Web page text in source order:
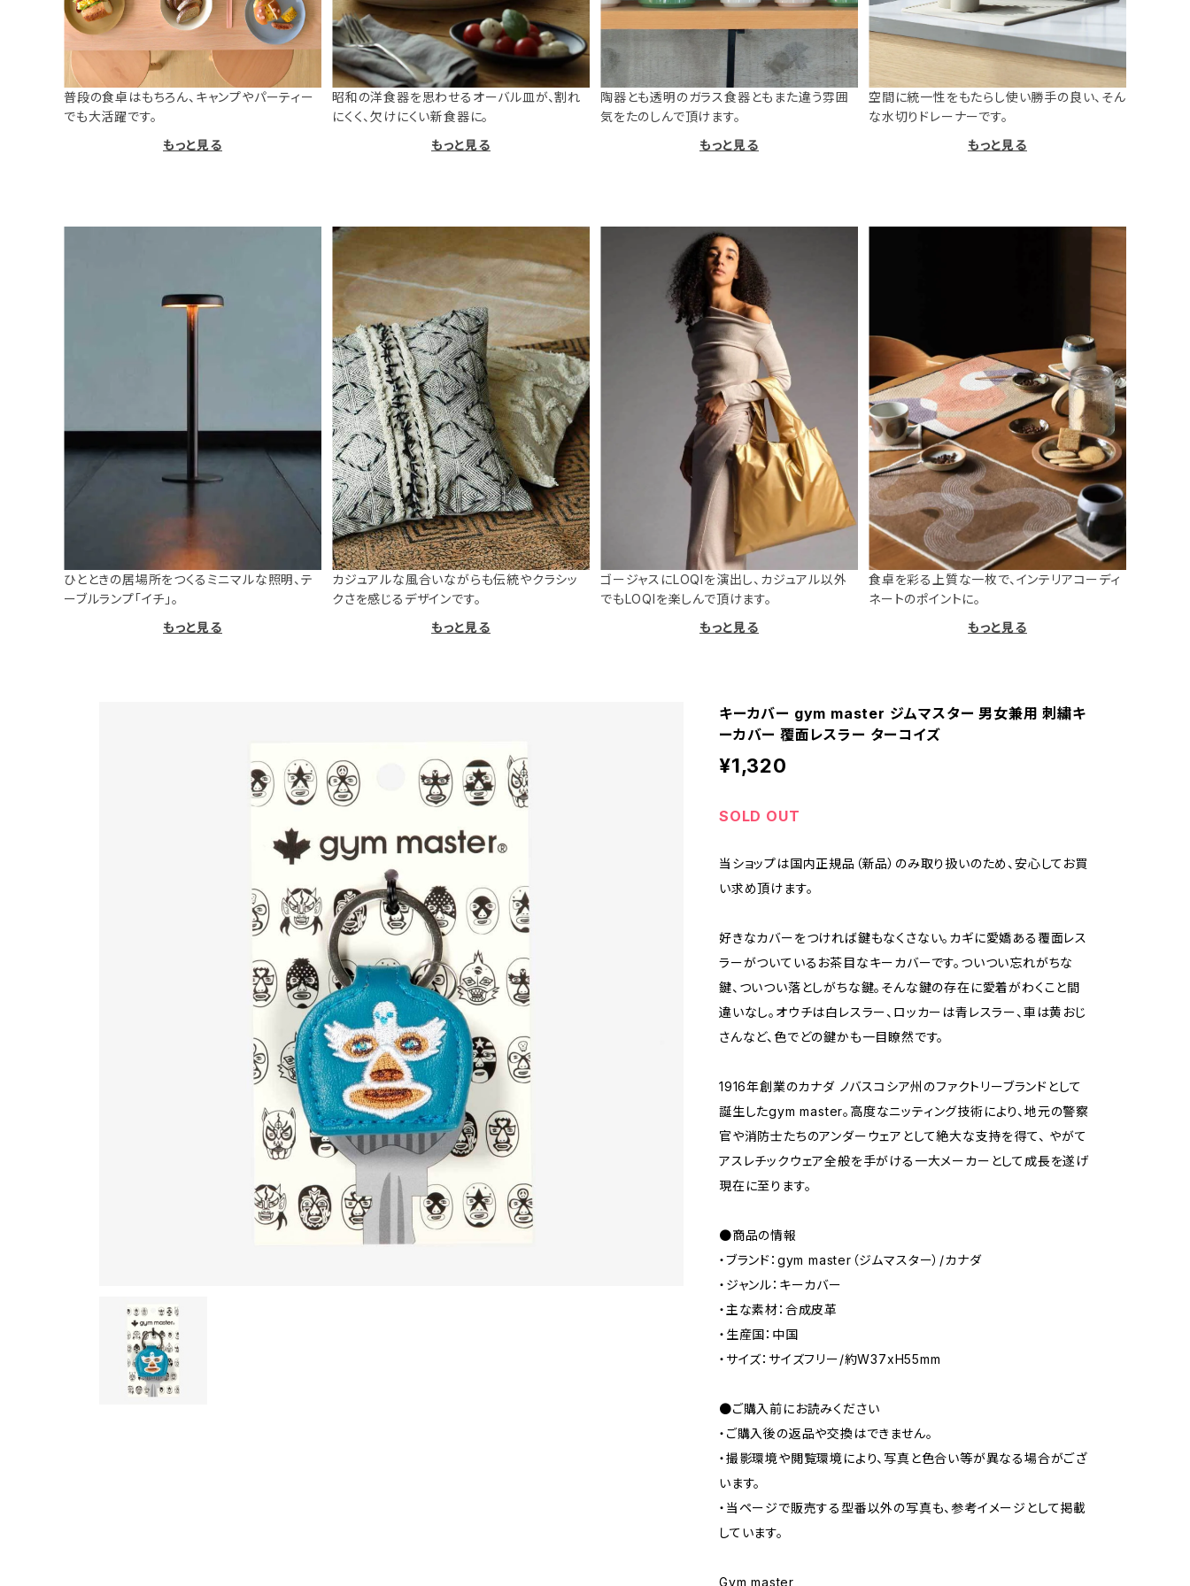
普段の食卓はもちろん、キャンプやパーティー
でも大活躍です。
もっと見る
昭和の洋食器を思わせるオーバル皿が、割れ
にくく、欠けにくい新食器に。
もっと見る
陶器とも透明のガラス食器ともまた違う雰囲
気をたのしんで頂けます。
もっと見る
空間に統一性をもたらし使い勝手の良い、そん
な水切りドレーナーです。
もっと見る
ひとときの居場所をつくるミニマルな照明、テ
ーブルランプ「イチ」。
もっと見る
カジュアルな風合いながらも伝統やクラシッ
クさを感じるデザインです。
もっと見る
ゴージャスにLOQIを演出し、カジュアル以外
でもLOQIを楽しんで頂けます。
もっと見る
食卓を彩る上質な一枚で、インテリアコーディ
ネートのポイントに。
もっと見る
キーカバー gym master ジムマスター 男女兼用 刺繍キ
ーカバー 覆面レスラー ターコイズ
¥1,320
SOLD OUT
当ショップは国内正規品（新品）のみ取り扱いのため、安心してお買
い求め頂けます。
好きなカバーをつければ鍵もなくさない。カギに愛嬌ある覆面レス
ラーがついているお茶目なキーカバーです。ついつい忘れがちな
鍵、ついつい落としがちな鍵。そんな鍵の存在に愛着がわくこと間
違いなし。オウチは白レスラー、ロッカーは青レスラー、車は黄おじ
さんなど、色でどの鍵かも一目瞭然です。
1916年創業のカナダ ノバスコシア州のファクトリーブランドとして
誕生したgym master。高度なニッティング技術により、地元の警察
官や消防士たちのアンダーウェアとして絶大な支持を得て、 やがて
アスレチックウェア全般を手がける一大メーカーとして成長を遂げ
現在に至ります。
●商品の情報
・ブランド：gym master（ジムマスター）/カナダ
・ジャンル：キーカバー
・主な素材：合成皮革
・生産国：中国
・サイズ：サイズフリー/約W37xH55mm
●ご購入前にお読みください
・ご購入後の返品や交換はできません。
・撮影環境や閲覧環境により、写真と色合い等が異なる場合がござ
います。
・当ページで販売する型番以外の写真も、参考イメージとして掲載
しています。
Gym master